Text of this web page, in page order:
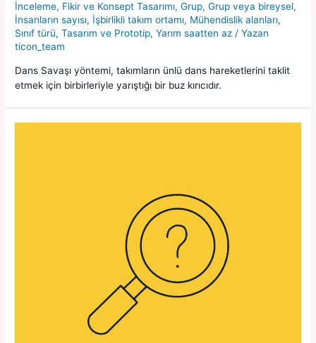
İnceleme, Fikir ve Konsept Tasarımı,Grup,Grup veya bireysel,
İnsanların sayısı, İşbirlikli takım ortamı, Mühendislik alanları,
Sınıf türü,Tasarım ve Prototip,Yarım saatten az / Yazan
ticon_team
Dans Savaşı yöntemi, takımların ünlü dans hareketlerini taklit
etmek için birbirleriyle yarıştığı bir buz kırıcıdır.